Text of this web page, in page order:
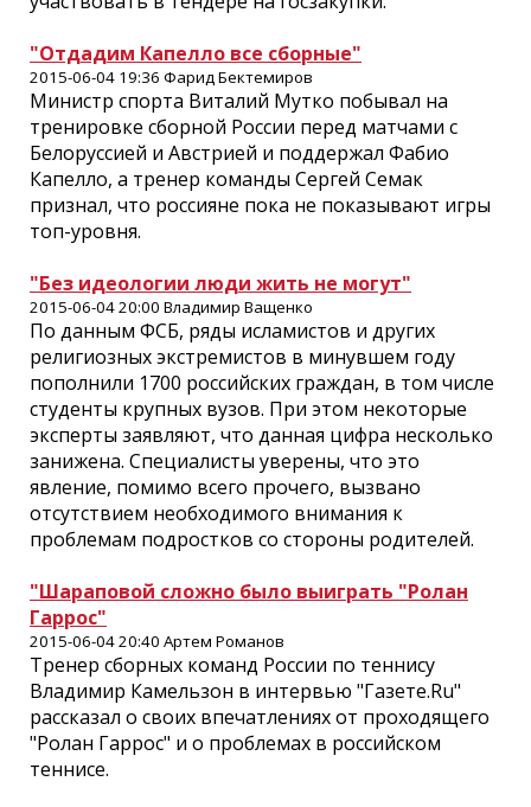
"Отдадим Капелло все сборные"
2015-06-04 19:36 Фарид Бектемиров
Министр спорта Виталий Мутко побывал на
тренировке сборной России перед матчами с
Белоруссией и Австрией и поддержал Фабио
Капелло, а тренер команды Сергей Семак
признал, что россияне пока не показывают игры
топ-уровня.
"Без идеологии люди жить не могут"
2015-06-04 20:00 Владимир Ващенко
По данным ФСБ, ряды исламистов и других
религиозных экстремистов в минувшем году
пополнили 1700 российских граждан, в том числе
студенты крупных вузов. При этом некоторые
эксперты заявляют, что данная цифра несколько
занижена. Специалисты уверены, что это
явление, помимо всего прочего, вызвано
отсутствием необходимого внимания к
проблемам подростков со стороны родителей.
"Шараповой сложно было выиграть "Ролан
Гаррос"
2015-06-04 20:40 Артем Романов
Тренер сборных команд России по теннису
Владимир Камельзон в интервью "Газете.Ru"
рассказал о своих впечатлениях от проходящего
"Ролан Гаррос" и о проблемах в российском
теннисе.